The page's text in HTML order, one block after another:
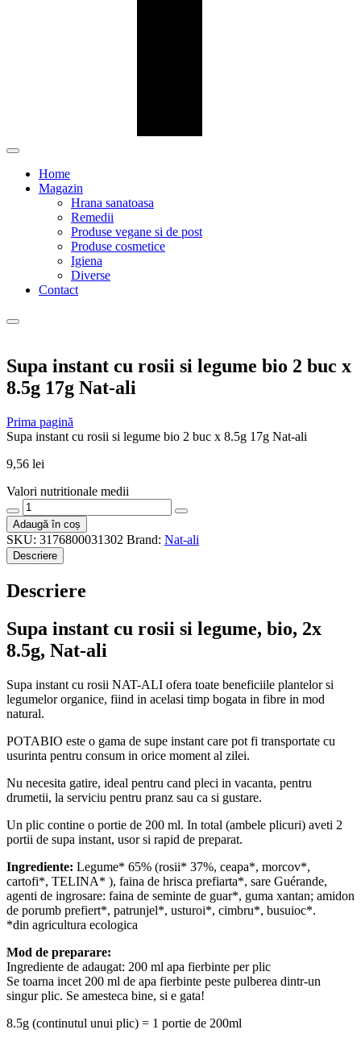
Home
Magazin
Hrana sanatoasa
Remedii
Produse vegane si de post
Produse cosmetice
Igiena
Diverse
Contact
Supa instant cu rosii si legume bio 2 buc x
8.5g 17g Nat-ali
Prima pagină
Supa instant cu rosii si legume bio 2 buc x 8.5g 17g Nat-ali
9,56 lei
Valori nutritionale medii
Cantitate
Supa
instant
cu
rosii
legume
2
buc
x
17g
Nat-
ali
Adaugă în coș
SKU: 3176800031302 Brand: Nat-ali
Descriere
Descriere
Supa instant cu rosii si legume, bio, 2x
8.5g, Nat-ali
Supa instant cu rosii NAT-ALI ofera toate beneficiile plantelor si
legumelor organice, fiind in acelasi timp bogata in fibre in mod
natural.
POTABIO este o gama de supe instant care pot fi transportate cu
usurinta pentru consum in orice moment al zilei.
Nu necesita gatire, ideal pentru cand pleci in vacanta, pentru
drumetii, la serviciu pentru pranz sau ca si gustare.
Un plic contine o portie de 200 ml. In total (ambele plicuri) aveti 2
portii de supa instant, usor si rapid de preparat.
Ingrediente: Legume* 65% (rosii* 37%, ceapa*, morcov*,
cartofi*, TELINA* ), faina de hrisca prefiarta*, sare Guérande,
agenti de ingrosare: faina de seminte de guar*, guma xantan; amidon
de porumb prefiert*, patrunjel*, usturoi*, cimbru*, busuioc*.
*din agricultura ecologica
Mod de preparare:
Ingrediente de adaugat: 200 ml apa fierbinte per plic
Se toarna incet 200 ml de apa fierbinte peste pulberea dintr-un
singur plic. Se amesteca bine, si e gata!
8.5g (continutul unui plic) = 1 portie de 200ml